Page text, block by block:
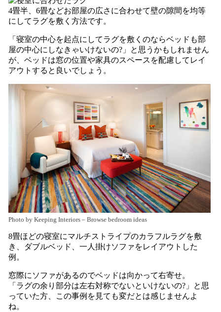
4畳半、6畳などお部屋の広さに合わせて壁の隙間を均等
にしてラグを敷く方法です。
「寝室の中心を起点にしてラグを敷くのならベッドも部
屋の中心にしなきゃいけないの?」と思うかもしれません
が、ベッドは窓の位置や家具のスペースを配慮してレイ
アウトすると良いでしょう。
Photo by Keeping Interiors– Browse bedroom ideas
8畳ほどの寝室にマルチストライプのカラフルラグを敷
き、ダブルベッド、一人掛けソファをレイアウトした
例。
窓際にソファがあるのでベッドは向かって右寄せ。
「ラグの余り部分は左右対称でないといけないの?」と思
っていた方、この事例を見ても変だとは感じませんよ
ね。